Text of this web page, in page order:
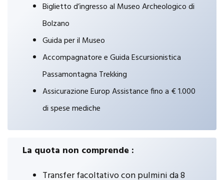
Biglietto d’ingresso al Museo Archeologico di
Bolzano
Guida per il Museo
Accompagnatore e Guida Escursionistica
Passamontagna Trekking
Assicurazione Europ Assistance fino a € 1.000
di spese mediche
La quota non comprende :
Transfer facoltativo con pulmini da 8